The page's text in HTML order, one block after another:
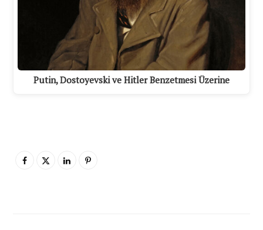
Putin, Dostoyevski ve Hitler Benzetmesi Üzerine